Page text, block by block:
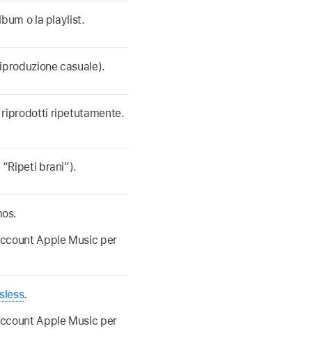
o la playlist.
casuale).
riprodotti ripetutamente.
brani”).
Apple Music per
.
Apple Music per